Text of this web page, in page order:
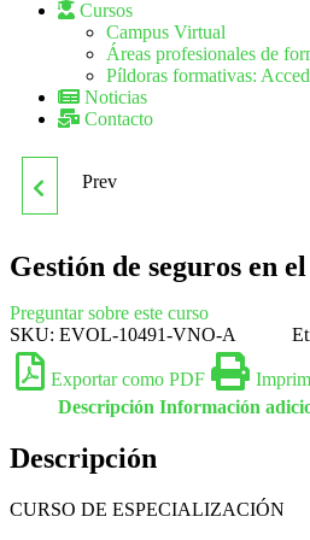
Cursos
Campus Virtual
Áreas profesionales de
Píldoras formativas:
Noticias
Contacto
GESTIÓN DE RESIDUOS
Prev
Gestión de seguros en
Preguntar sobre este curso
SKU: EVOL-10491-VNO-A
Exportar como PDF
Descripción Información
Descripción
CURSO DE ESPECIALIZACIÓN